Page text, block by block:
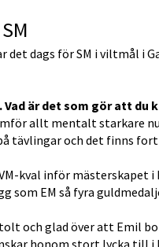
det dags för SM i viltmål i
Vad är det som gör att
allt mentalt starkare nu
tävlingar och det finns
kval inför mästerskapet i
som EM så fyra
och glad över att Emil
honom stort lycka till i